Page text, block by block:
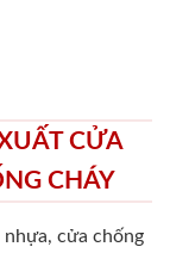
CỬA
CHÁY
nhựa, cửa chống